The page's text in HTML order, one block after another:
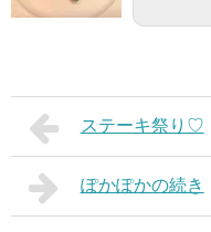
ステーキ祭り♡
ぽかぽかの続き